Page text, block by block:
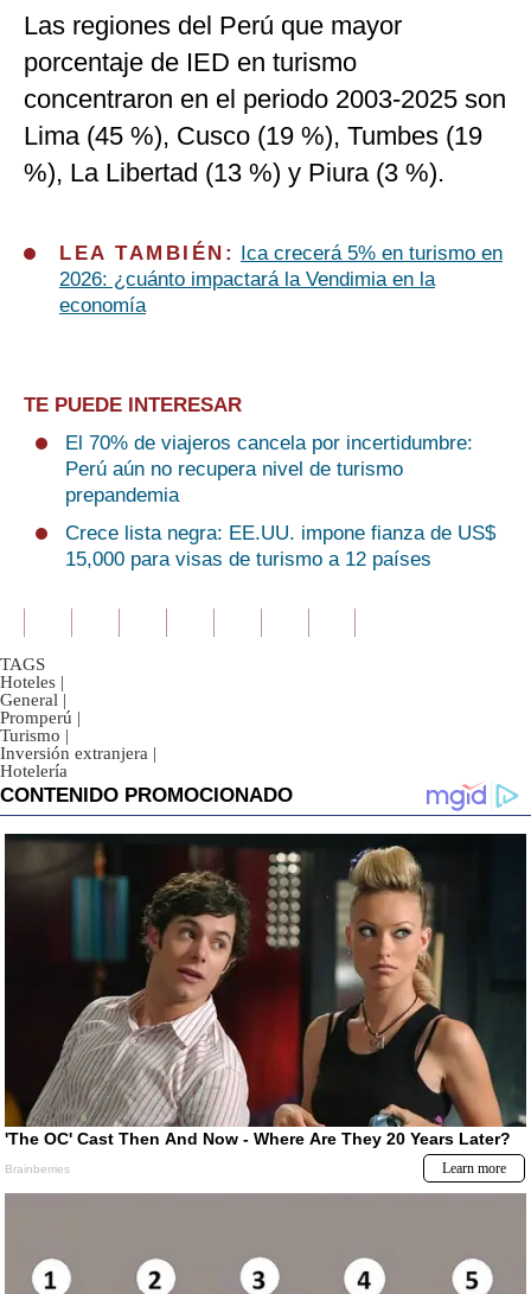
Las regiones del Perú que mayor
porcentaje de IED en turismo
concentraron en el periodo 2003-2025 son
Lima (45 %), Cusco (19 %), Tumbes (19
%), La Libertad (13 %) y Piura (3 %).
LEA TAMBIÉN:
Ica crecerá 5% en turismo en
2026: ¿cuánto impactará la Vendimia en la
economía
TE PUEDE INTERESAR
El 70% de viajeros cancela por incertidumbre:
Perú aún no recupera nivel de turismo
prepandemia
Crece lista negra: EE.UU. impone fianza de US$
15,000 para visas de turismo a 12 países
TAGS
Hoteles |
General |
Promperú |
Turismo |
Inversión extranjera |
Hotelería